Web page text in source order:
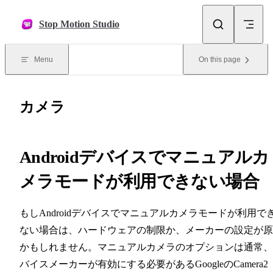
Stop Motion Studio
Menu On this page
カメラ
Androidデバイスでマニュアルカ
メラモードが利用できない場合
もしAndroidデバイスでマニュアルカメラモードが利用で
ない場合は、ハードウェアの制限か、メーカーの設定が
かもしれません。マニュアルカメラのオプションは通常
バイスメーカーが有効にする必要があるGoogleのCamera2